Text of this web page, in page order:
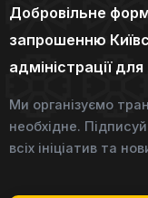
Добровільне
запрошенню
адміністрації
Ми організуємо
необхідне.
всіх ініціатив та